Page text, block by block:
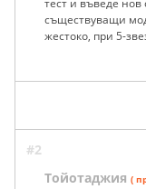
съществуващи
жестоко, при 5-
#2
Тойотаджия (